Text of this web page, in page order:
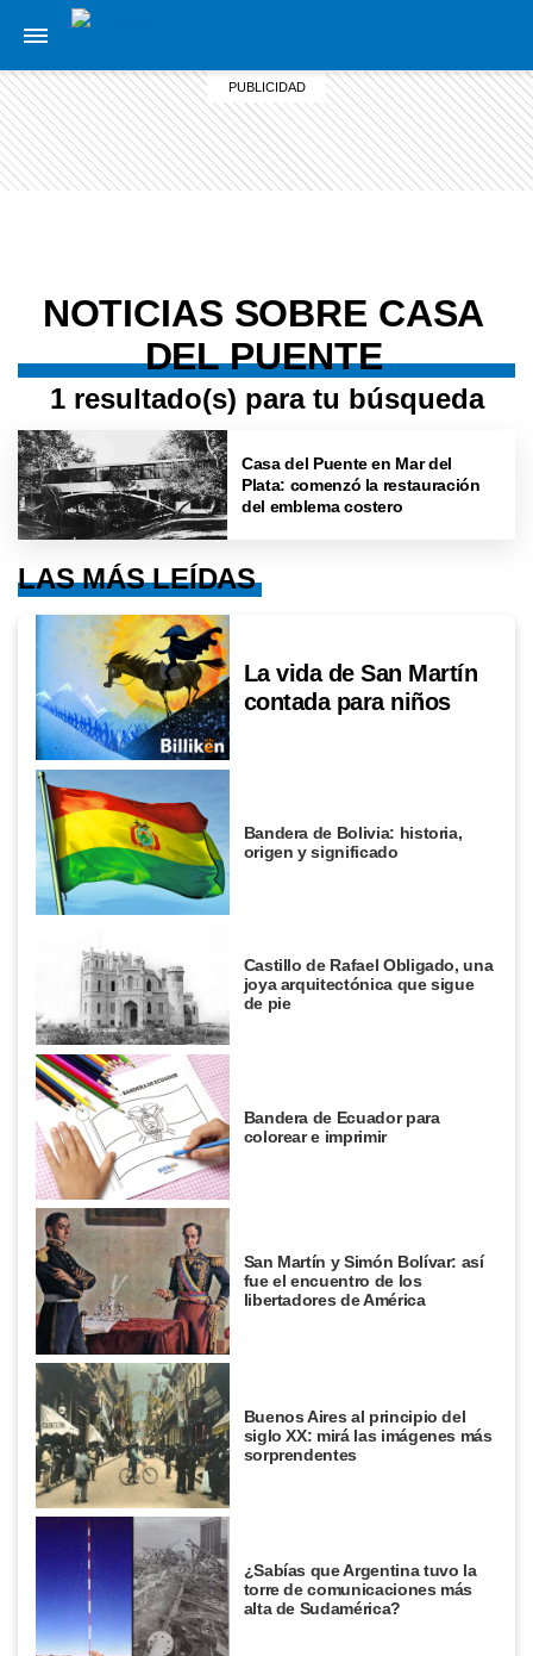
NOTICIAS SOBRE CASA
DEL PUENTE
1 resultado(s) para tu búsqueda
Casa del Puente en Mar del
Plata: comenzó la restauración
del emblema costero
LAS MÁS LEÍDAS
La vida de San Martín
contada para niños
Bandera de Bolivia: historia,
origen y significado
Castillo de Rafael Obligado, una
joya arquitectónica que sigue
de pie
Bandera de Ecuador para
colorear e imprimir
San Martín y Simón Bolívar: así
fue el encuentro de los
libertadores de América
Buenos Aires al principio del
siglo XX: mirá las imágenes más
sorprendentes
¿Sabías que Argentina tuvo la
torre de comunicaciones más
alta de Sudamérica?